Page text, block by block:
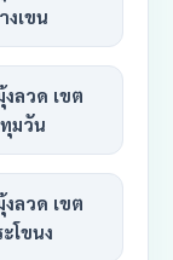
งเขน
ลวด เขต
มวัน
ลวด เขต
โขนง